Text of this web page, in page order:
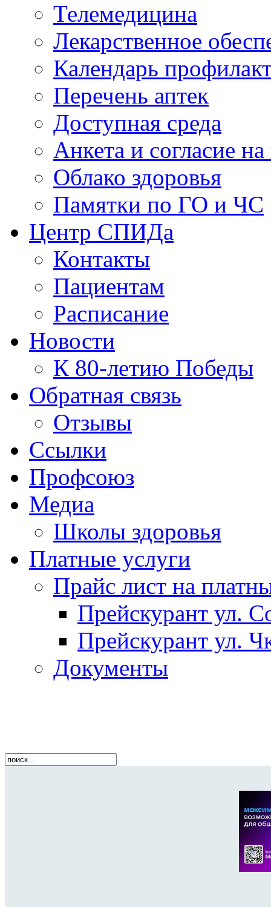
Телемедицина
Лекарственное
Календарь
Перечень аптек
Доступная среда
Анкета и согласие
Облако здоровья
Памятки по ГО и ЧС
Центр СПИДа
Контакты
Пациентам
Расписание
Новости
К 80-летию Победы
Обратная связь
Отзывы
Ссылки
Профсоюз
Медиа
Школы здоровья
Платные услуги
Прайс лист на
Прейскурант ул.
Прейскурант ул.
Документы